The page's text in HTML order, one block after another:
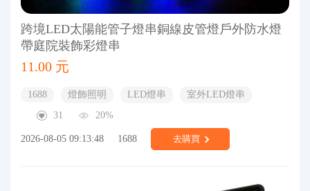
跨境LED太陽能管子燈串銅線皮管燈戶外防水燈
帶庭院裝飾彩燈串
11.00 元
1688 燈飾照明 LED燈串
室外LED燈串
31
20%
2026-08-05 09:13:48 1688 去購買